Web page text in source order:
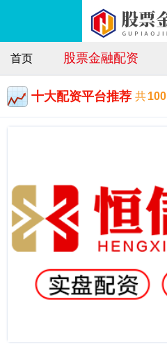
首页 股票金融配资
十大配资平台推荐 共100